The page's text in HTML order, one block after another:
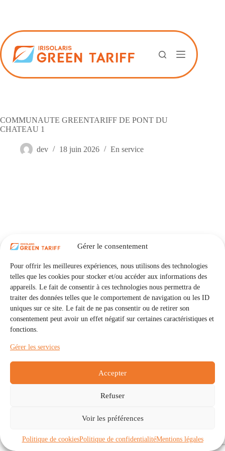
Gérer le consentement
Pour offrir les meilleures expériences, nous utilisons des technologies
telles que les cookies pour stocker et/ou accéder aux informations des
appareils. Le fait de consentir à ces technologies nous permettra de
traiter des données telles que le comportement de navigation ou les ID
uniques sur ce site. Le fait de ne pas consentir ou de retirer son
consentement peut avoir un effet négatif sur certaines caractéristiques et
fonctions.
Gérer les services
Accepter
Refuser
Voir les préférences
Politique de cookiesPolitique de confidentialitéMentions légales
COMMUNAUTE GREENTARIFF DE PONT DU
CHATEAU 1
dev 18 juin 2026 En service
Communautés
À propos
Politique de cookies (UE)